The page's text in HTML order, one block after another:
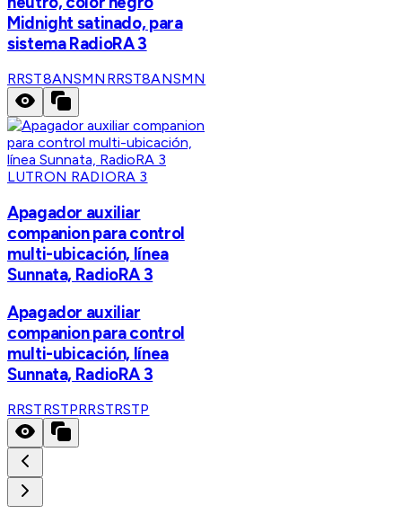
Midnight satinado, para
sistema RadioRA 3
RRST8ANSMN RRST8ANSMN
LUTRON RADIORA 3
Apagador auxiliar
companion para control
multi-ubicación, línea
Sunnata, RadioRA 3
Apagador auxiliar
companion para control
multi-ubicación, línea
Sunnata, RadioRA 3
RRSTRSTPRRSTRSTP